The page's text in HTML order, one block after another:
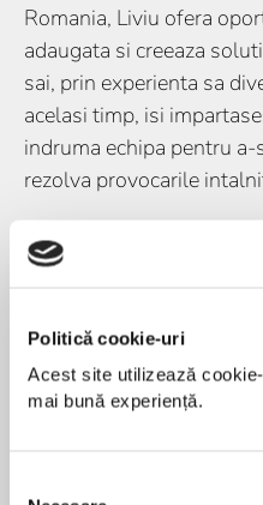
Politică cookie-uri
Acest site utilizează
mai bună experiență.
Romania, Liviu ofera
adaugata si creeaza
sai, prin experienta sa
acelasi timp, isi
indruma echipa pentru
rezolva provocarile
Liviu are o experienta
fiscal, in special in aria
completa de servicii de
documentare, planificare,
asistenta pe toata durata
pentru eliminarea dublei